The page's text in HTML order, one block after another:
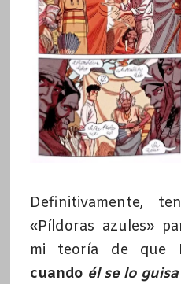
Definitivamente,
«Píldoras azules»
mi teoría de que
cuando él se lo